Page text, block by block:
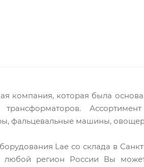
компания, которая была
трансформаторов.
фальцевальные машины,
Lae со склада в
любой регион России Вы